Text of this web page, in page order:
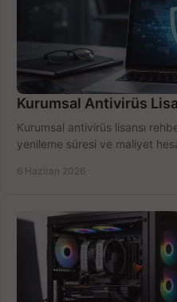
Kurumsal Antivirüs
Kurumsal antivirüs lisansı
yenileme süresi ve maliyet
6 Haziran 2026